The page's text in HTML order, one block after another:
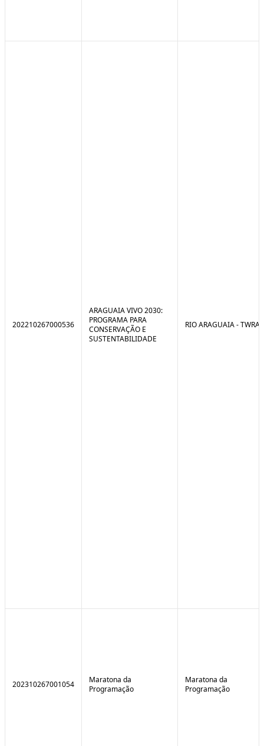
202210267000536
ARAGUAIA VIVO 2030:
PROGRAMA PARA
CONSERVAÇÃO E
SUSTENTABILIDADE
RIO ARAGUAIA - TWRA
202310267001054
Maratona da
Programação
Maratona da
Programação